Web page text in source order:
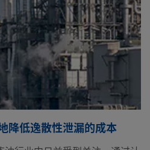
降低逸散性泄漏的成本